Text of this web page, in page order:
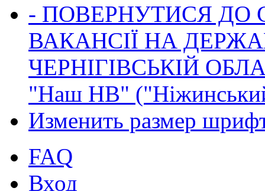
- ПОВЕРНУТИСЯ ДО
ВАКАНСІЇ НА
ЧЕРНІГІВСЬКІЙ
"Наш НВ"
Изменить размер
FAQ
Вход